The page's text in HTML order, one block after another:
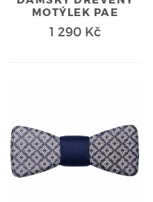
MOTÝLEK PAE
1 290 Kč